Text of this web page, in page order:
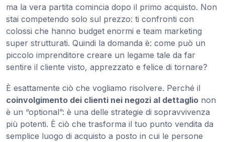
ma la vera partita comincia dopo il primo acquisto. Non
stai competendo solo sul prezzo: ti confronti con
colossi che hanno budget enormi e team marketing
super strutturati. Quindi la domanda è: come può un
piccolo imprenditore creare un legame tale da far
sentire il cliente visto, apprezzato e felice di tornare?
È esattamente ciò che vogliamo risolvere. Perché il
coinvolgimento dei clienti nei negozi al dettaglio non
è un “optional”: è una delle strategie di sopravvivenza
più potenti. È ciò che trasforma il tuo punto vendita da
semplice luogo di acquisto a posto in cui le persone